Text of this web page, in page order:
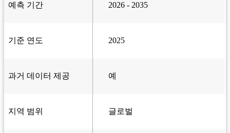
예측 기간 2026 - 2035
기준 연도 2025
과거 데이터 제공 예
지역 범위 글로벌